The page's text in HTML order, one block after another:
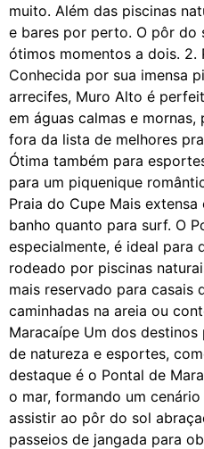
muito. Além das piscinas
e bares por perto. O pôr do
ótimos momentos a dois. 2.
Conhecida por sua imensa
arrecifes, Muro Alto é
em águas calmas e
fora da lista de melhores
Ótima também para
para um piquenique
Praia do Cupe Mais
banho quanto para surf. O
especialmente, é ideal para
rodeado por piscinas
mais reservado para casais
caminhadas na areia ou
Maracaípe Um dos
de natureza e esportes,
destaque é o Pontal de
o mar, formando um
assistir ao pôr do sol
passeios de jangada para